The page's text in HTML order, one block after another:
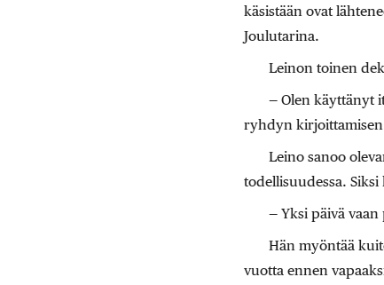
käsistään ovat
Joulutarina.
Leinon toinen
— Olen käyttänyt
ryhdyn kirjoittamisen
Leino sanoo
todellisuudessa.
— Yksi päivä
Hän myöntää
vuotta ennen